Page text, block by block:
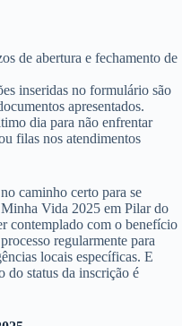
de abertura e fechamento de
inseridas no formulário são
apresentados.
dia para não enfrentar
filas nos atendimentos
caminho certo para se
Vida 2025 em Pilar do
contemplado com o benefício
regularmente para
locais específicas. E
do status da inscrição é